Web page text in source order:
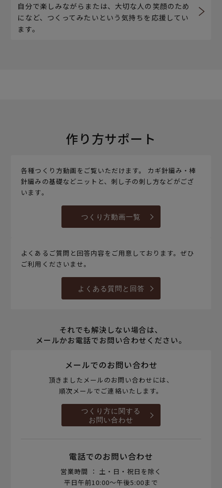
自分で楽しみながらまたは、大切な人の笑顔のため
になど、つくってみたいという気持ちを応援してい
ます。
作り方サポート
各種つくり方動画をご覧いただけます。 カギ針編み・棒
針編みの基礎などニットと、刺し子の刺し方などがござ
います。
つくり方動画一覧
よくあるご質問と回答内容をご用意しております。ぜひ
ご利用くださいませ。
よくある質問と回答
それでも解決しない場合は、
メールかお電話でお問い合わせください。
メールでのお問い合わせ
頂きましたメールのお問い合わせには、
順次メールでご連絡いたします。
つくり方に関する
お問い合わせ
電話でのお問い合わせ
営業時間 ： 土・日・祝日を除く
平日午前10:00～午後5:00まで